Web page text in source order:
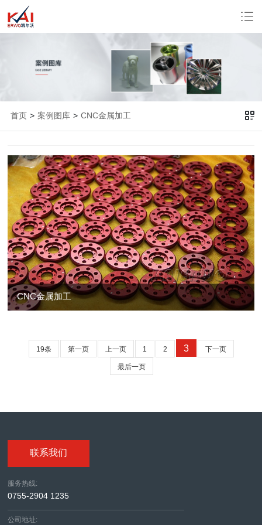
首页 > 案例图库 > CNC金属加工
CNC金属加工
19条 第一页 上一页 1 2 3 下一页
最后一页
联系我们
服务热线:
0755-2904 1235
公司地址: